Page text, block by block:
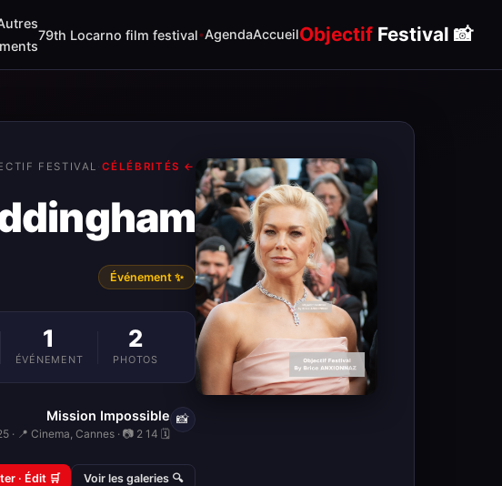
📸
Objectif Festival
Accueil
Agenda
79th Locarno film festival
← CÉLÉBRITÉS
·
FESTIVAL
✨ Événement
2
PHOTOS
1
ÉVÉNEMENT
📸
Mission Impossible
🗓 14 May 2025 · 📍 Cinema, Cannes · 📷 2
🔍 Voir les galeries
🛒 Acheter · Édit.